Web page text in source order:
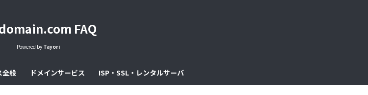
FAQ
Powered by Tayori
全般 ドメインサービス ISP・SSL・レンタルサーバ
る